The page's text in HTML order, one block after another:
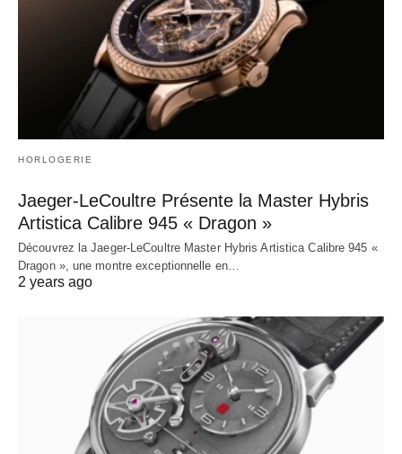
HORLOGERIE
Jaeger-LeCoultre Présente la Master Hybris
Artistica Calibre 945 « Dragon »
Découvrez la Jaeger-LeCoultre Master Hybris Artistica Calibre 945 «
Dragon », une montre exceptionnelle en…
2 years ago